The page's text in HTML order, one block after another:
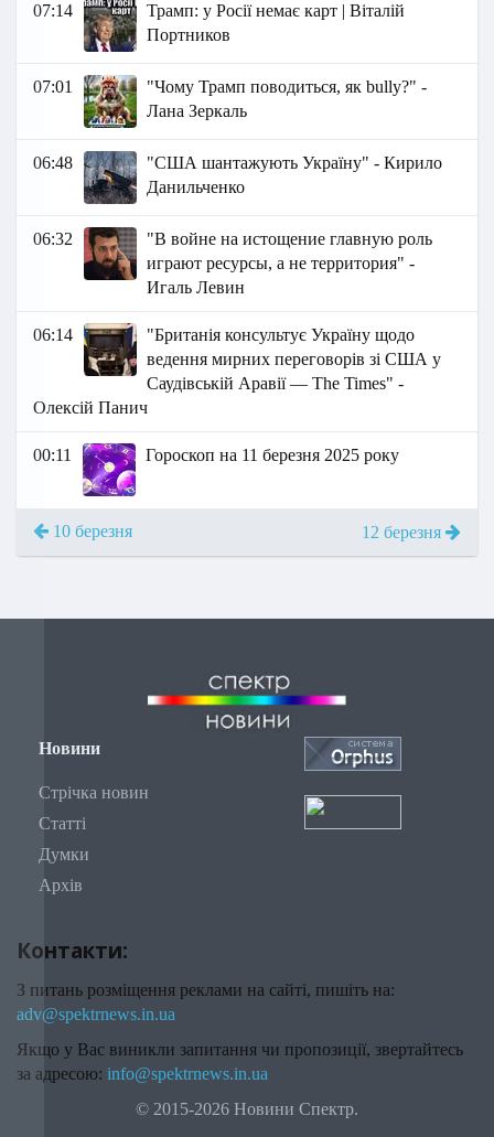
07:14
Трамп: у Росії немає карт | Віталій
Портников
07:01
"Чому Трамп поводиться, як bully?" -
Лана Зеркаль
06:48
"США шантажують Україну" - Кирило
Данильченко
06:32
"В войне на истощение главную роль
играют ресурсы, а не территория" -
Игаль Левин
06:14
"Британія консультує Україну щодо
ведення мирних переговорів зі США у
Саудівській Аравії — The Times" -
Олексій Панич
00:11 Гороскоп на 11 березня 2025 року
10 березня 12 березня
Новини
Стрічка новин
Статті
Думки
Архів
Контакти:
З питань розміщення реклами на сайті, пишіть на:
adv@spektrnews.in.ua
Якщо у Вас виникли запитання чи пропозиції, звертайтесь
за адресою: info@spektrnews.in.ua
© 2015-2026 Новини Спектр.